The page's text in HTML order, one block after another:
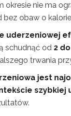
okresie nie ma
bez obaw o
uderzeniowej
schudnąć od 2
trwania
jest
szybkiej